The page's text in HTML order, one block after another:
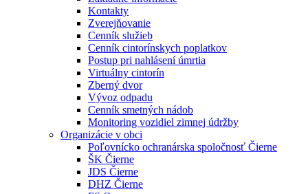
Kontakty
Zverejňovanie
Cenník služieb
Cenník cintorínskych poplatkov
Postup pri nahlásení úmrtia
Virtuálny cintorín
Zberný dvor
Vývoz odpadu
Cenník smetných nádob
Monitoring vozidiel zimnej údržby
Organizácie v obci
Poľovnícko ochranárska spoločnosť Čierne
ŠK Čierne
JDS Čierne
DHZ Čierne